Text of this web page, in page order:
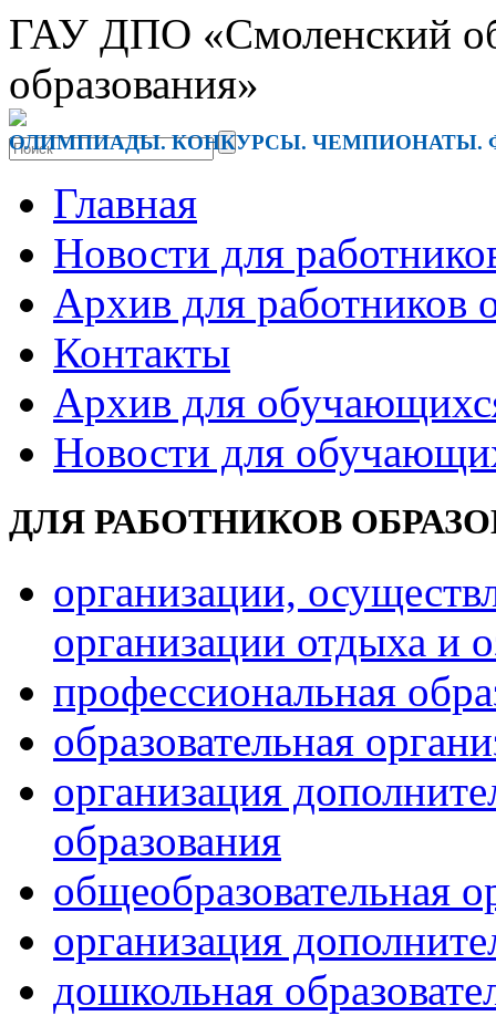
ГАУ ДПО «Смоленский
образования»
ОЛИМПИАДЫ. КОНКУРСЫ. ЧЕМПИОНАТЫ.
Главная
Новости для
Архив для работников
Контакты
Архив для
Новости для
ДЛЯ РАБОТНИКОВ
организации,
организации отдыха и
профессиональная
образовательная
организация
образования
общеобразовательная
организация
дошкольная